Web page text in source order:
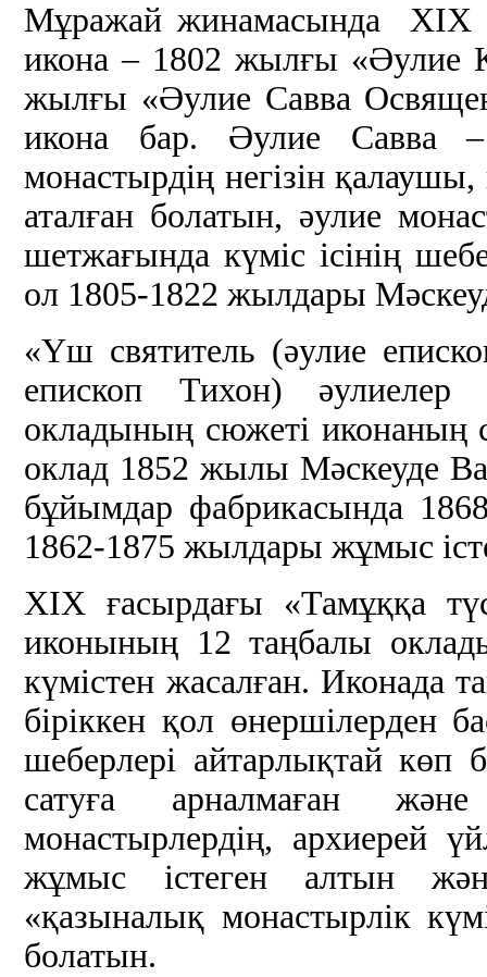
Мұражай жинамасында ХІХ
икона – 1802 жылғы «Әулие
жылғы «Әулие Савва
икона бар. Әулие Савва –
монастырдің негізін
аталған болатын, әулие
шетжағында күміс ісінің
ол 1805-1822 жылдары
«Үш святитель (әулие
епископ Тихон) әулиелер
окладының сюжеті иконаның
оклад 1852 жылы Мәскеуде
бұйымдар фабрикасында
1862-1875 жылдары жұмыс
ХІХ ғасырдағы «Тамұққа
иконының 12 таңбалы
күмістен жасалған. Иконада
біріккен қол өнершілерден
шеберлері айтарлықтай көп
сатуға арналмаған
монастырлердің, архиерей
жұмыс істеген алтын
«қазыналық монастырлік
болатын.